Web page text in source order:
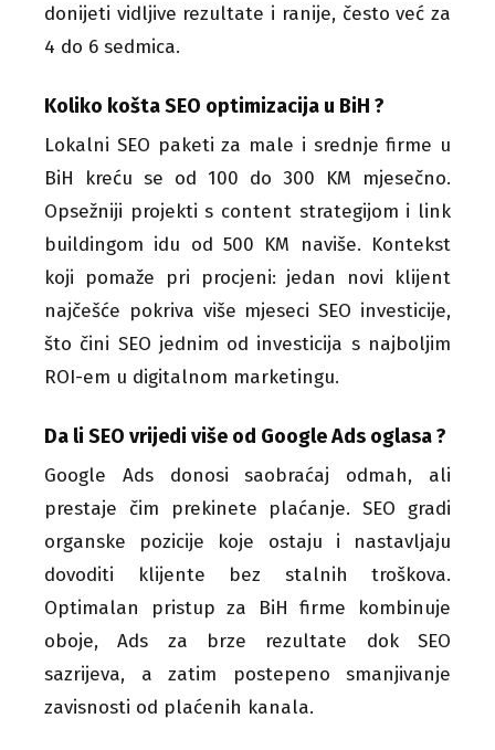
donijeti vidljive rezultate i ranije, često već za
4 do 6 sedmica.
Koliko košta SEO optimizacija u BiH ?
Lokalni SEO paketi za male i srednje firme u
BiH kreću se od 100 do 300 KM mjesečno.
Opsežniji projekti s content strategijom i link
buildingom idu od 500 KM naviše. Kontekst
koji pomaže pri procjeni: jedan novi klijent
najčešće pokriva više mjeseci SEO investicije,
što čini SEO jednim od investicija s najboljim
ROI-em u digitalnom marketingu.
Da li SEO vrijedi više od Google Ads oglasa ?
Google Ads donosi saobraćaj odmah, ali
prestaje čim prekinete plaćanje. SEO gradi
organske pozicije koje ostaju i nastavljaju
dovoditi klijente bez stalnih troškova.
Optimalan pristup za BiH firme kombinuje
oboje, Ads za brze rezultate dok SEO
sazrijeva, a zatim postepeno smanjivanje
zavisnosti od plaćenih kanala.